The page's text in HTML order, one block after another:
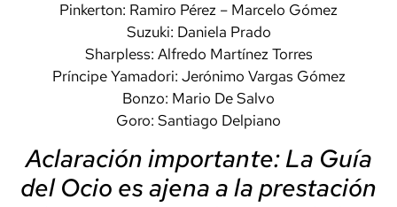
Pinkerton: Ramiro Pérez – Marcelo Gómez
Suzuki: Daniela Prado
Sharpless: Alfredo Martínez Torres
Príncipe Yamadori: Jerónimo Vargas Gómez
Bonzo: Mario De Salvo
Goro: Santiago Delpiano
Aclaración importante: La Guía
del Ocio es ajena a la prestación